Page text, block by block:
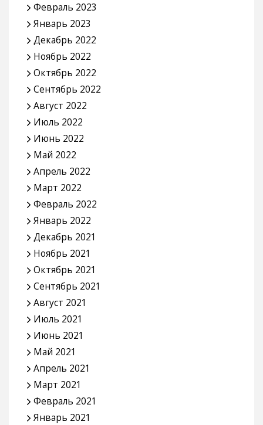
Февраль 2023
Январь 2023
Декабрь 2022
Ноябрь 2022
Октябрь 2022
Сентябрь 2022
Август 2022
Июль 2022
Июнь 2022
Май 2022
Апрель 2022
Март 2022
Февраль 2022
Январь 2022
Декабрь 2021
Ноябрь 2021
Октябрь 2021
Сентябрь 2021
Август 2021
Июль 2021
Июнь 2021
Май 2021
Апрель 2021
Март 2021
Февраль 2021
Январь 2021